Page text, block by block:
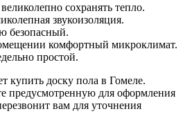
сохранять тепло.
звукоизоляция.
безопасный.
комфортный микроклимат.
простой.
купить доску пола в Гомеле.
предусмотренную для оформления
вам для уточнения